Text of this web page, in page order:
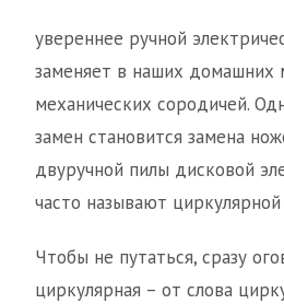
увереннее ручной
заменяет в наших домашних
механических сородичей.
замен становится замена
двуручной пилы дисковой
часто называют
Чтобы не путаться, сразу
циркулярная – от слова